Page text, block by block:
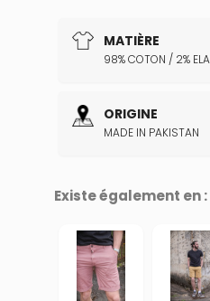
MATIÈRE
98% COTON / 2%
ORIGINE
MADE IN PAKISTAN
Existe également en :